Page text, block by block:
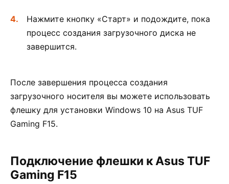
Нажмите кнопку «Старт» и подождите, пока
процесс создания загрузочного диска не
завершится.
После завершения процесса создания
загрузочного носителя вы можете использовать
флешку для установки Windows 10 на Asus TUF
Gaming F15.
Подключение флешки к Asus TUF
Gaming F15